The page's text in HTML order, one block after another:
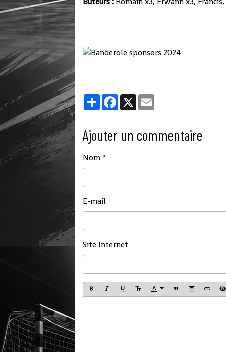
PartagerFacebook
X
Ajouter un commentaire
Nom
E-mail
Site Internet